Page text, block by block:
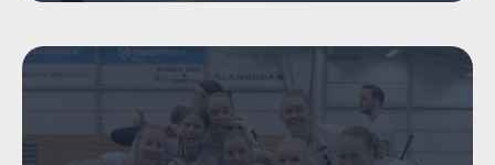
/tournament-aland-0